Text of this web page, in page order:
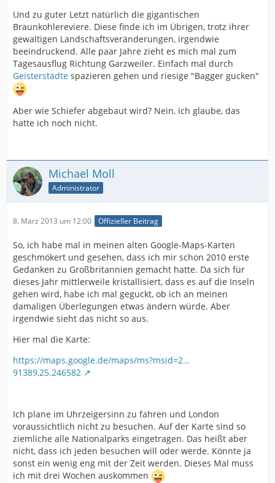
Und zu guter Letzt natürlich die gigantischen
Braunkohlereviere. Diese finde ich im Übrigen, trotz ihrer
gewaltigen Landschaftsveränderungen, irgendwie
beeindruckend. Alle paar Jahre zieht es mich mal zum
Tagesausflug Richtung Garzweiler. Einfach mal durch
Geisterstädte spazieren gehen und riesige "Bagger gucken"
Aber wie Schiefer abgebaut wird? Nein, ich glaube, das
hatte ich noch nicht.
Michael Moll
Administrator
8. März 2013 um 12:00 Offizieller Beitrag
So, ich habe mal in meinen alten Google-Maps-Karten
geschmökert und gesehen, dass ich mir schon 2010 erste
Gedanken zu Großbritannien gemacht hatte. Da sich für
dieses Jahr mittlerweile kristallisiert, dass es auf die Inseln
gehen wird, habe ich mal geguckt, ob ich an meinen
damaligen Überlegungen etwas ändern würde. Aber
irgendwie sieht das nicht so aus.
Hier mal die Karte:
https://maps.google.de/maps/ms?msid=2…
91389,25.246582
Ich plane im Uhrzeigersinn zu fahren und London
voraussichtlich nicht zu besuchen. Auf der Karte sind so
ziemliche alle Nationalparks eingetragen. Das heißt aber
nicht, dass ich jeden besuchen will oder werde. Könnte ja
sonst ein wenig eng mit der Zeit werden. Dieses Mal muss
ich mit drei Wochen auskommen